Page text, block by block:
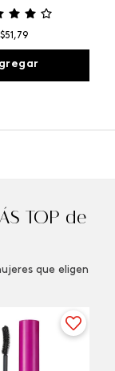
$51 ,79
TOP de
que eligen